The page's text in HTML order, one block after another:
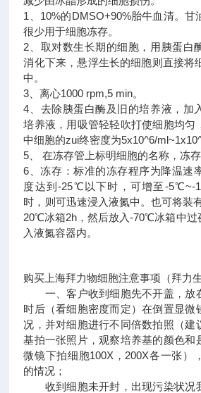
1、10%的DMSO+90%胎牛血清。甘
很少用于细胞冻存。
2、取对数生长期的细胞，用胰蛋白
消化下来，悬浮生长的细胞则直接将
中。
3、离心1000 rpm,5 min。
4、去除胰蛋白酶及旧的培养液，加
培养液，用吸管轻轻吹打使细胞均匀
中细胞的zui终密度为5x10^6/
5、 在冻存管上标明细胞的名称，冻存
6、冻存：标准的冻存程序为降温速
度达到-25℃以下时，可增至-5℃~-
时，则可迅速浸入液氮中。也可将装
20℃冰箱2h，然后放入-70℃冰箱中过
入液氮容器内。
购买上海拜力物细胞注意事项（拜力
一、客户收到细胞先不开盖，放
时后（看细胞密度而定）在倒置显微
况，并对细胞进行不同倍数拍照（建
基拍一张照片，观察培养基的颜色和
微镜下拍细胞100X，200X各一张）
的情况；
收到细胞未开封，出现污染状况